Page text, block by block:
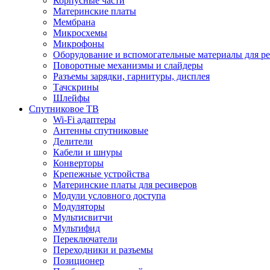
Материнские платы
Мембрана
Микросхемы
Микрофоны
Оборудование и вспомогательные материалы для
Поворотные механизмы и слайдеры
Разъемы зарядки, гарнитуры, дисплея
Тачскрины
Шлейфы
Спутниковое ТВ
Wi-Fi адаптеры
Антенны спутниковые
Делители
Кабели и шнуры
Конверторы
Крепежные устройства
Материнские платы для ресиверов
Модули условного доступа
Модуляторы
Мультисвитчи
Мультифид
Переключатели
Переходники и разъемы
Позиционер